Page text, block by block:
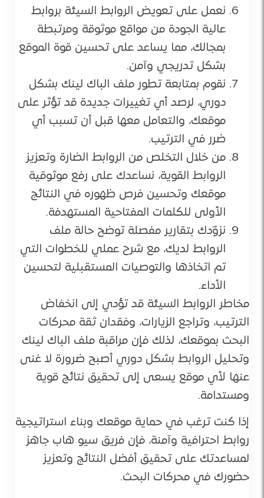
نعمل على تعويض الروابط السيئة بروابط
عالية الجودة من مواقع موثوقة ومرتبطة
بمجالك، مما يساعد على تحسين قوة الموقع
بشكل تدريجي وآمن.
نقوم بمتابعة تطور ملف الباك لينك بشكل
دوري، لرصد أي تغييرات جديدة قد تؤثر على
موقعك، والتعامل معها قبل أن تسبب أي
ضرر في الترتيب.
من خلال التخلص من الروابط الضارة وتعزيز
الروابط القوية، نساعدك على رفع موثوقية
موقعك وتحسين فرص ظهوره في النتائج
الأولى للكلمات المفتاحية المستهدفة.
نزوّدك بتقارير مفصلة توضح حالة ملف
الروابط لديك، مع شرح عملي للخطوات التي
تم اتخاذها والتوصيات المستقبلية لتحسين
الأداء.
مخاطر الروابط السيئة قد تؤدي إلى انخفاض
الترتيب، وتراجع الزيارات، وفقدان ثقة محركات
البحث بموقعك، لذلك فإن مراقبة ملف الباك لينك
وتحليل الروابط بشكل دوري أصبح ضرورة لا غنى
عنها لأي موقع يسعى إلى تحقيق نتائج قوية
ومستدامة.
إذا كنت ترغب في حماية موقعك وبناء استراتيجية
روابط احترافية وآمنة، فإن فريق سيو هاب جاهز
لمساعدتك على تحقيق أفضل النتائج وتعزيز
حضورك في محركات البحث.